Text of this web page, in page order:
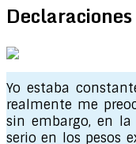
Yo estaba
realmente me
sin embargo, en la
serio en los pesos